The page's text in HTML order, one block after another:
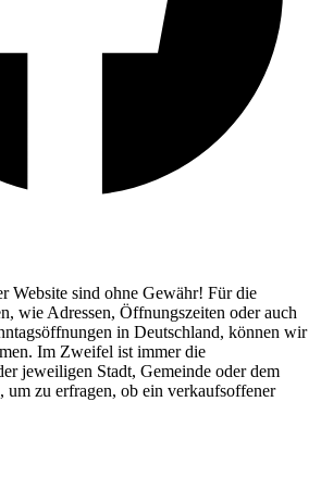
Website sind ohne Gewähr! Für die
wie Adressen, Öffnungszeiten oder auch
in Deutschland, können wir
Im Zweifel ist immer die
jeweiligen Stadt, Gemeinde oder dem
um zu erfragen, ob ein verkaufsoffener